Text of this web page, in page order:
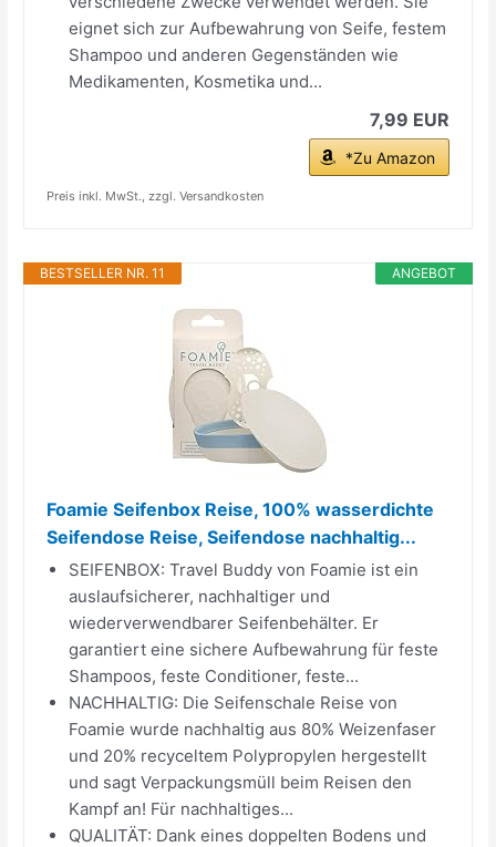
eignet sich zur Aufbewahrung von Seife, festem
Shampoo und anderen Gegenständen wie
Medikamenten, Kosmetika und...
7,99 EUR
*Zu Amazon
Preis inkl. MwSt., zzgl. Versandkosten
ANGEBOT
BESTSELLER NR. 11
Foamie Seifenbox Reise, 100% wasserdichte
Seifendose Reise, Seifendose nachhaltig...
SEIFENBOX: Travel Buddy von Foamie ist ein
auslaufsicherer, nachhaltiger und
wiederverwendbarer Seifenbehälter. Er
garantiert eine sichere Aufbewahrung für feste
Shampoos, feste Conditioner, feste...
NACHHALTIG: Die Seifenschale Reise von
Foamie wurde nachhaltig aus 80% Weizenfaser
und 20% recyceltem Polypropylen hergestellt
und sagt Verpackungsmüll beim Reisen den
Kampf an! Für nachhaltiges...
QUALITÄT: Dank eines doppelten Bodens und